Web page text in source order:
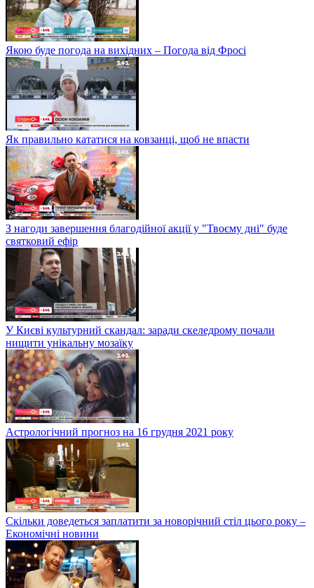
Якою буде погода на вихідних – Погода від Фросі
Як правильно кататися на ковзанці, щоб не впасти
З нагоди завершення благодійної акції у "Твоєму дні" буде
святковий ефір
У Києві культурний скандал: заради скеледрому почали
нищити унікальну мозаїку
Астрологічний прогноз на 16 грудня 2021 року
Скільки доведеться заплатити за новорічний стіл цього року –
Економічні новини